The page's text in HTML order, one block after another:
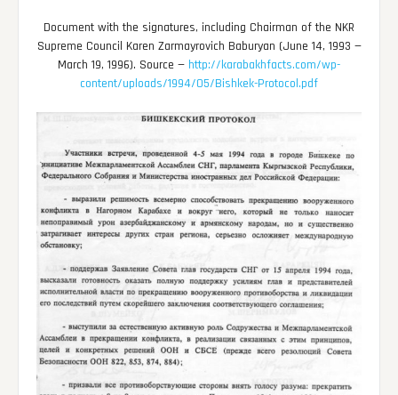
Document with the signatures, including Chairman of the NKR
Supreme Council Karen Zarmayrovich Baburyan (June 14, 1993 —
March 19, 1996). Source — http://karabakhfacts.com/wp-
content/uploads/1994/05/Bishkek-Protocol.pdf